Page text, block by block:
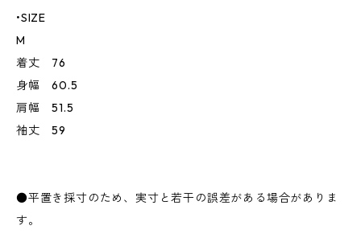
•SIZE
M
着丈 76
身幅 60.5
肩幅 51.5
袖丈 59
●平置き採寸のため、実寸と若干の誤差がある場合がありま
す。